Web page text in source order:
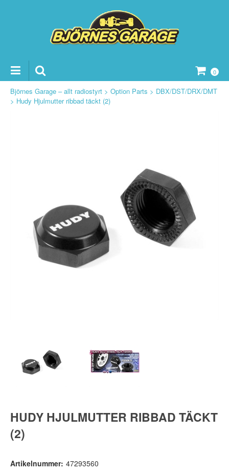
0
Björnes Garage – allt radiostyrt > Option Parts > DBX/DST/DRX/DMT
> Hudy Hjulmutter ribbad täckt (2)
HUDY HJULMUTTER RIBBAD TÄCKT
(2)
Artikelnummer: 47293560